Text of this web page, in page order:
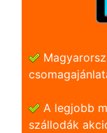
A legjobb
szállodák